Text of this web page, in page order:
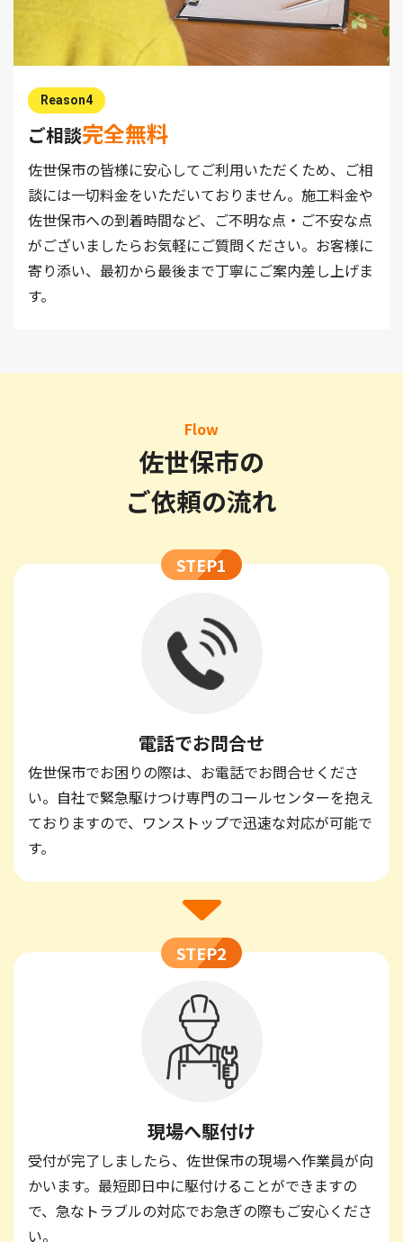
Reason4
ご相談完全無料
佐世保市の皆様に安心してご利用いただくため、ご相
談には一切料金をいただいておりません。施工料金や
佐世保市への到着時間など、ご不明な点・ご不安な点
がございましたらお気軽にご質問ください。お客様に
寄り添い、最初から最後まで丁寧にご案内差し上げま
す。
Flow
佐世保市の
ご依頼の流れ
STEP1
電話でお問合せ
佐世保市でお困りの際は、お電話でお問合せくださ
い。自社で緊急駆けつけ専門のコールセンターを抱え
ておりますので、ワンストップで迅速な対応が可能で
す。
STEP2
現場へ駆付け
受付が完了しましたら、佐世保市の現場へ作業員が向
かいます。最短即日中に駆付けることができますの
で、急なトラブルの対応でお急ぎの際もご安心くださ
い。